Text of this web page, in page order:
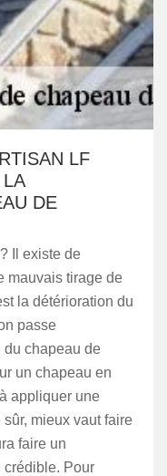
LF
DE
Il existe de
mauvais tirage de
la détérioration du
passe
du chapeau de
un chapeau en
appliquer une
sûr, mieux vaut faire
faire un
crédible. Pour